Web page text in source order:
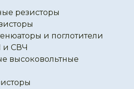
резисторы
и поглотители
и СВЧ
высоковольтные